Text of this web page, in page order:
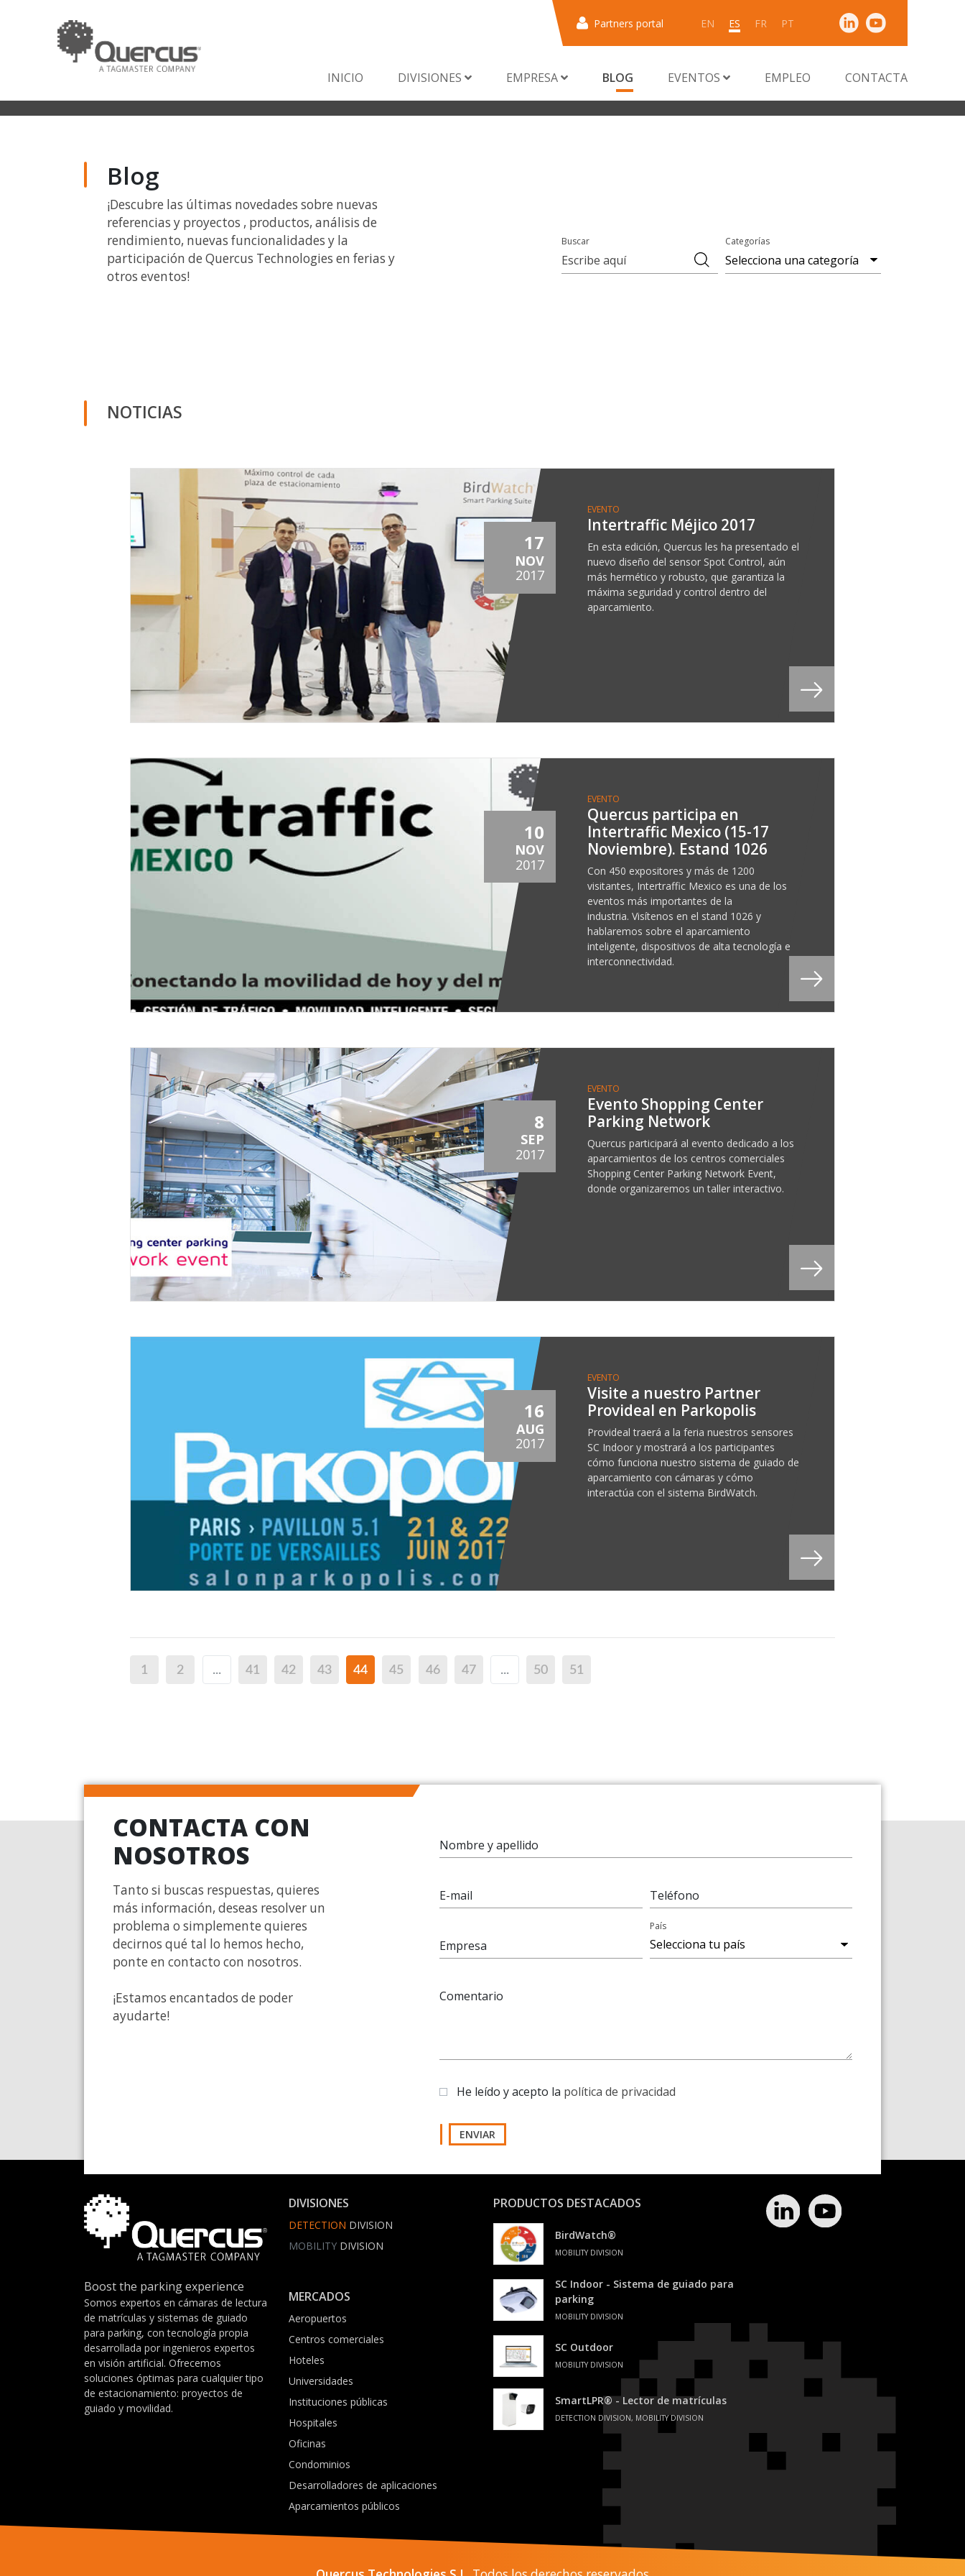
Partners portal EN ES FR PT
INICIO DIVISIONES EMPRESA BLOG EVENTOS EMPLEO CONTACTA
Blog
¡Descubre las últimas novedades sobre nuevas
referencias y proyectos , productos, análisis de
rendimiento, nuevas funcionalidades y la
participación de Quercus Technologies en ferias y
otros eventos!
Buscar Categorías
NOTICIAS
EVENTO
17
NOV
2017
Intertraffic Méjico 2017
En esta edición, Quercus les ha presentado el
nuevo diseño del sensor Spot Control, aún
más hermético y robusto, que garantiza la
máxima seguridad y control dentro del
aparcamiento.
EVENTO
10
NOV
2017
Quercus participa en
Intertraffic Mexico (15-17
Noviembre). Estand 1026
Con 450 expositores y más de 1200
visitantes, Intertraffic Mexico es una de los
eventos más importantes de la
industria. Visítenos en el stand 1026 y
hablaremos sobre el aparcamiento
inteligente, dispositivos de alta tecnología e
interconnectividad.
EVENTO
8
SEP
2017
Evento Shopping Center
Parking Network
Quercus participará al evento dedicado a los
aparcamientos de los centros comerciales
Shopping Center Parking Network Event,
donde organizaremos un taller interactivo.
EVENTO
16
AUG
2017
Visite a nuestro Partner
Provideal en Parkopolis
Provideal traerá a la feria nuestros sensores
SC Indoor y mostrará a los participantes
cómo funciona nuestro sistema de guiado de
aparcamiento con cámaras y cómo
interactúa con el sistema BirdWatch.
1 2 ... 41 42 43 44 45 46 47 ... 50 51
CONTACTA CON
NOSOTROS
Tanto si buscas respuestas, quieres
más información, deseas resolver un
problema o simplemente quieres
decirnos qué tal lo hemos hecho,
ponte en contacto con nosotros.
¡Estamos encantados de poder
ayudarte!
Nombre y apellido
E-mail Teléfono
Empresa
País
Comentario
He leído y acepto la política de privacidad
ENVIAR
Boost the parking experience
Somos expertos en cámaras de lectura
de matrículas y sistemas de guiado
para parking, con tecnología propia
desarrollada por ingenieros expertos
en visión artificial. Ofrecemos
soluciones óptimas para cualquier tipo
de estacionamiento: proyectos de
guiado y movilidad.
DIVISIONES
DETECTION DIVISION
MOBILITY DIVISION
MERCADOS
Aeropuertos
Centros comerciales
Hoteles
Universidades
Instituciones públicas
Hospitales
Oficinas
Condominios
Desarrolladores de aplicaciones
Aparcamientos públicos
PRODUCTOS DESTACADOS
BirdWatch®
MOBILITY DIVISION
SC Indoor - Sistema de guiado para
parking
MOBILITY DIVISION
SC Outdoor
MOBILITY DIVISION
SmartLPR® - Lector de matrículas
DETECTION DIVISION, MOBILITY DIVISION